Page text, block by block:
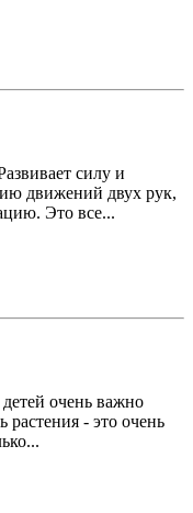
силу и
движений двух рук,
Это все...
очень важно
растения - это очень